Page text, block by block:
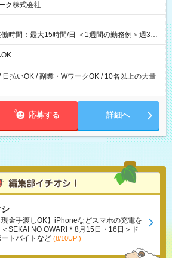
ク株式会社
時間：最大15時間/日 ＜1週間の勤務例＞週3回
休み：火・木・土・日 好きな時にお仕事
日払いOK / 副業・WワークOK / 10名以上の大量
応募する 詳細へ
現金手渡しOK】iPhoneなどスマホの充電を
SEKAI NO OWARI＊8月15日・16日＞ド
トバイトなど (8/10UP!)